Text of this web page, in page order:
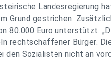
Landesregierung
Grund gestrichen.
80.000 Euro unterstützt.
rechtschaffener Bürger.
den Sozialisten nicht an